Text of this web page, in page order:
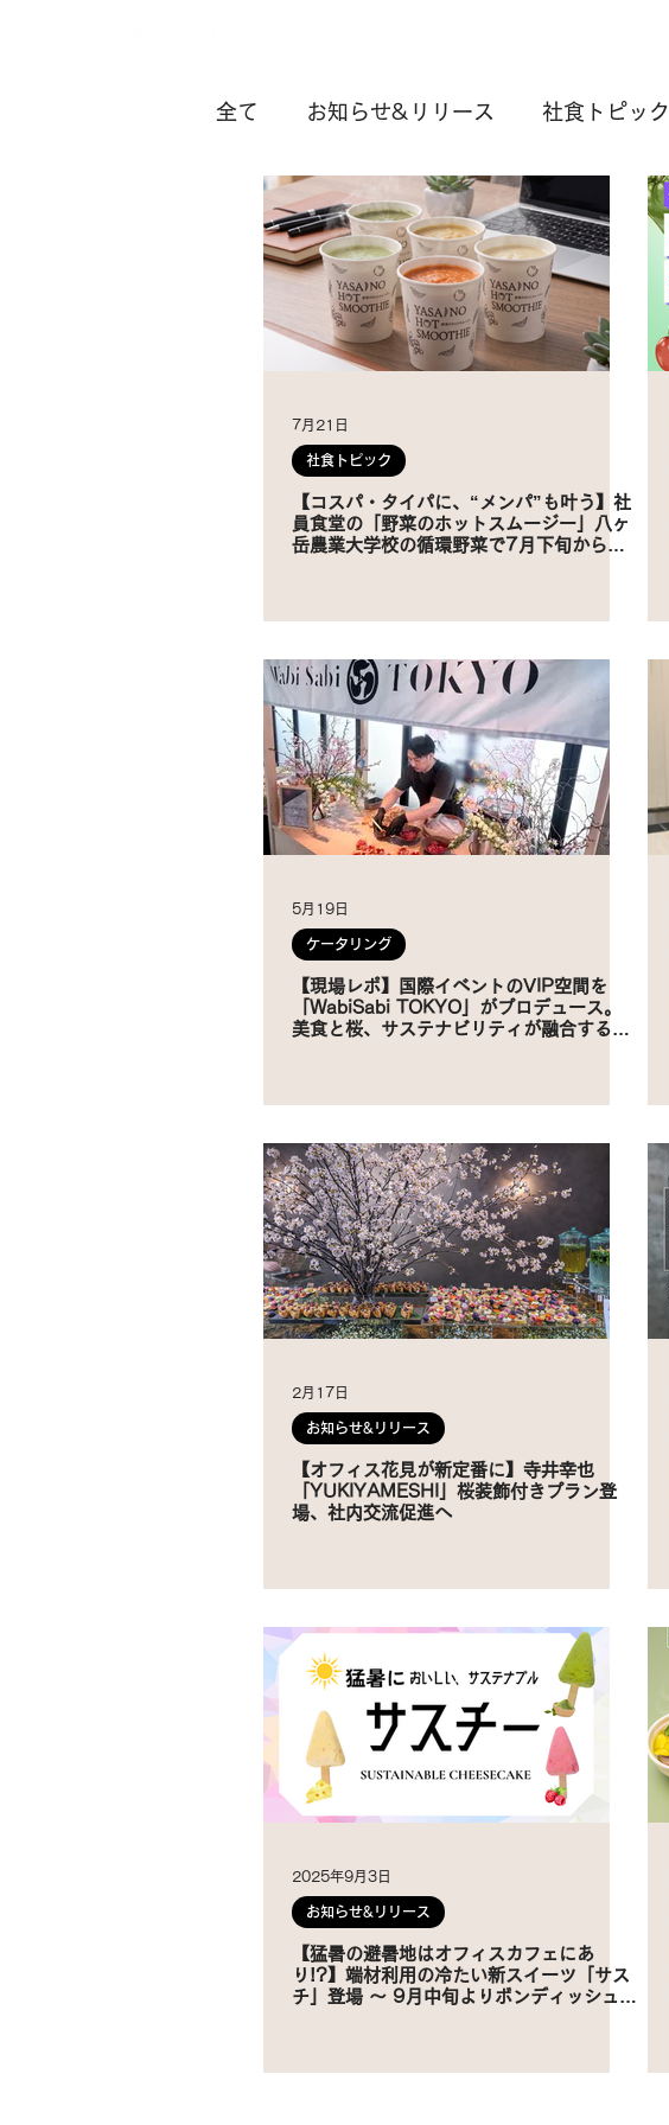
全て お知らせ&リリース 社食トピック
お役立ち
7月21日
社食トピック
【コスパ・タイパに、“メンパ”も叶う】社
員食堂の「野菜のホットスムージー」八ヶ
岳農業大学校の循環野菜で7月下旬から提
5月19日
ケータリング
【現場レポ】国際イベントのVIP空間を
「WabiSabi TOKYO」がプロデュース。
美食と桜、サステナビリティが融合するラ
2月17日
お知らせ&リリース
【オフィス花見が新定番に】寺井幸也
「YUKIYAMESHI」桜装飾付きプラン登
場、社内交流促進へ
2025年9月3日
お知らせ&リリース
【猛暑の避暑地はオフィスカフェにあ
り!?】端材利用の冷たい新スイーツ「サス
チ」登場 ～ 9月中旬よりボンディッシュ運